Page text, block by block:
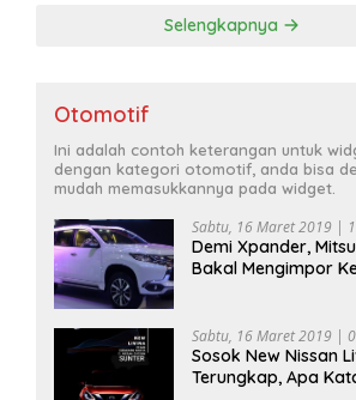
Selengkapnya
Otomotif
Ini adalah contoh keterangan untuk
dengan kategori otomotif, anda bisa
mudah memasukkannya pada widget.
Sabtu, 16 Maret 2019 |
Demi Xpander,
Bakal Mengimpor
Sabtu, 16 Maret 2019 |
Sosok New Nissan
Terungkap, Apa